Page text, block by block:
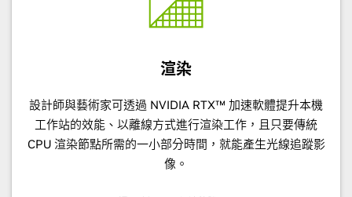
渲染
設計師與藝術家可透過 NVIDIA RTX™ 加速軟體提升本機
工作站的效能、以離線方式進行渲染工作，且只要傳統
CPU 渲染節點所需的一小部分時間，就能產生光線追蹤影
像。